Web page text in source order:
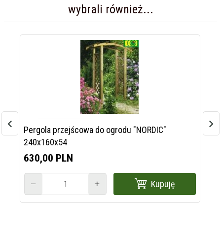
wybrali również...
Pergola przejścowa do ogrodu "NORDIC"
240x160x54
630,00 PLN
Kupuję